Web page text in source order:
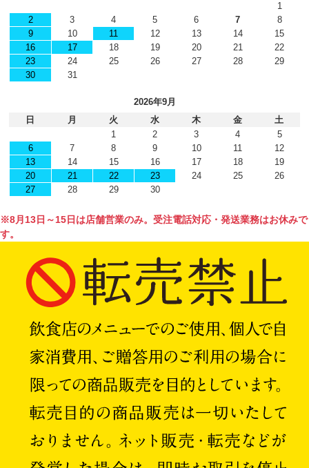
1
2
3 4 5 6 7
8
9
10 11 12 13 14
15
16
17 18 19 20 21
22
23
24 25 26 27 28
29
30
31
2026年9月
日
月 火 水 木 金
土
1
2 3 4
5
6
7 8 9 10 11
12
13
14 15 16 17 18
19
20
21 22 23 24 25
26
27
28 29 30
※8月13日～15日は店舗営業のみ。受注電話対応・発送業務はお休みで
す。